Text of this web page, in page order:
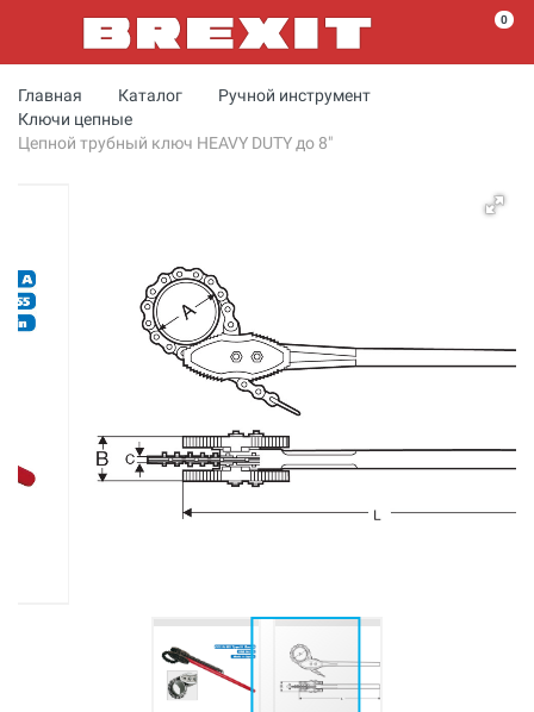
0
Главная Каталог
Ручной инструмент
Ключи цепные
Цепной трубный ключ HEAVY DUTY до 8"